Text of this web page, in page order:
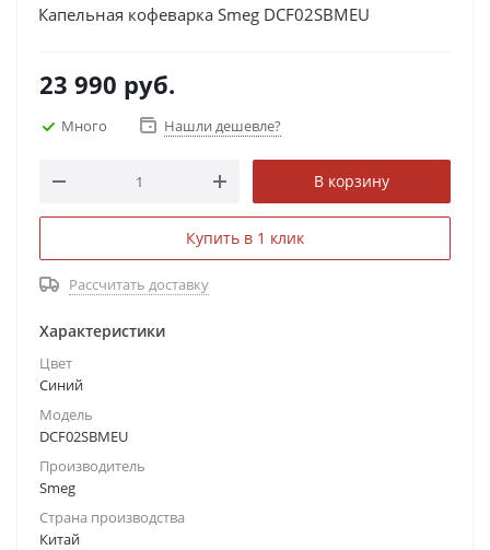
Капельная кофеварка Smeg DCF02SBMEU
23 990 руб.
Много Нашли дешевле?
В корзину
Купить в 1 клик
Рассчитать доставку
Характеристики
Цвет
Синий
Модель
DCF02SBMEU
Производитель
Smeg
Страна производства
Китай